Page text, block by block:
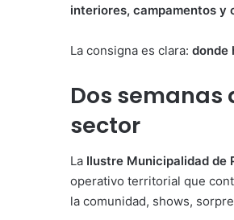
interiores, campamentos y
La consigna es clara: donde
Dos
sector
La Ilustre Municipalidad de
operativo territorial que
la comunidad, shows,